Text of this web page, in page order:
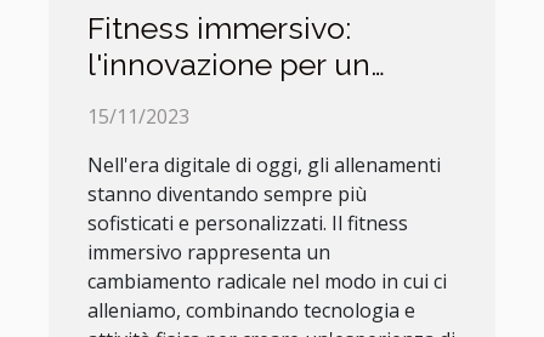
Fitness immersivo:
l'innovazione per un
allenamento completo
15/11/2023
Nell'era digitale di oggi, gli allenamenti
stanno diventando sempre più
sofisticati e personalizzati. Il fitness
immersivo rappresenta un
cambiamento radicale nel modo in cui ci
alleniamo, combinando tecnologia e